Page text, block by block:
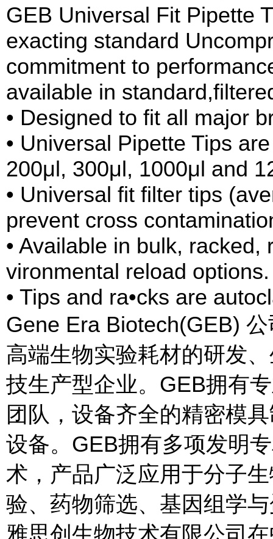
GEB Universal Fit Pipette
exacting standard
commitment to
available in
• Designed to fit all major
• Universal Pipette Tips
200μl, 300μl, 1000μl and
• Universal fit filter tips
prevent cross
• Available in bulk,
vironmental reload options.
• Tips and ra•cks are
Gene Era Biotech(GEB)
高端生物实验耗材的研发
技生产型企业。GEB拥有
团队，设备齐全的精密模
设备。GEB拥有多项发明
术，产品广泛应用于分子
验、药物筛选、基因组学
雅思创生物技术有限公司